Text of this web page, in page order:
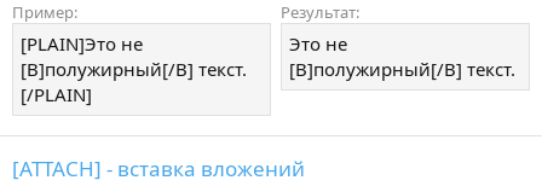
Пример:
[PLAIN]Это не
[B]полужирный[/B] текст.
[/PLAIN]
Результат:
Это не
[B]полужирный[/B] текст.
[ATTACH] - вставка вложений